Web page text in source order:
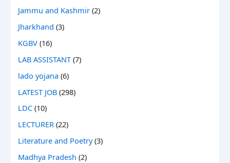
Jammu and Kashmir (2)
Jharkhand (3)
KGBV (16)
LAB ASSISTANT (7)
lado yojana (6)
LATEST JOB (298)
LDC (10)
LECTURER (22)
Literature and Poetry(3)
Madhya Pradesh (2)